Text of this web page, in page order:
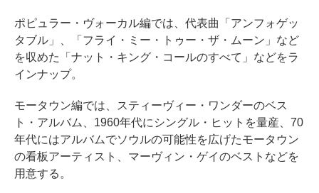
ポピュラー・ヴォーカル編では、代表曲「アンフォゲッ
タブル」、「フライ・ミー・トゥー・ザ・ムーン」など
を収めた「ナット・キング・コールのすべて」などをラ
インナップ。
モータウン編では、スティーヴィー・ワンダーのベス
ト・アルバム、1960年代にシングル・ヒットを量産、70
年代にはアルバムでソウルの可能性を広げたモータウン
の看板アーティスト、マーヴィン・ゲイのベストなどを
用意する。